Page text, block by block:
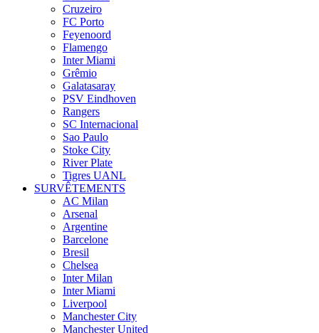
Cruzeiro
FC Porto
Feyenoord
Flamengo
Inter Miami
Grêmio
Galatasaray
PSV Eindhoven
Rangers
SC Internacional
Sao Paulo
Stoke City
River Plate
Tigres UANL
SURVÊTEMENTS
AC Milan
Arsenal
Argentine
Barcelone
Bresil
Chelsea
Inter Milan
Inter Miami
Liverpool
Manchester City
Manchester United